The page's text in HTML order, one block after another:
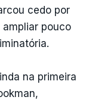
cedo por
ampliar pouco
na primeira